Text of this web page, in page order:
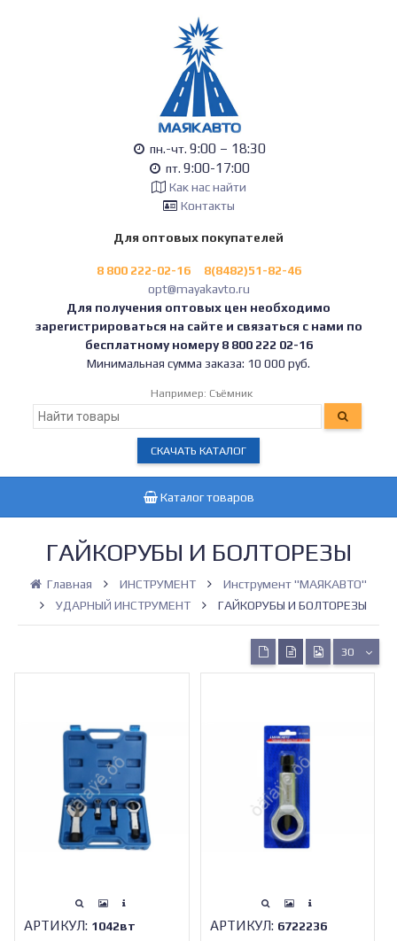
пн.-чт. 9:00 – 18:30
пт. 9:00-17:00
Как нас найти
Контакты
Для оптовых покупателей
8 800 222-02-16
8(8482)51-82-46
opt@mayakavto.ru
Для получения оптовых цен необходимо
зарегистрироваться на сайте и связаться с нами по
бесплатному номеру 8 800 222 02-16
Минимальная сумма заказа: 10 000 руб.
Например: Съёмник
СКАЧАТЬ КАТАЛОГ
Каталог товаров
ГАЙКОРУБЫ И БОЛТОРЕЗЫ
Главная ИНСТРУМЕНТ
Инструмент "МАЯКАВТО"
УДАРНЫЙ ИНСТРУМЕНТ
ГАЙКОРУБЫ И БОЛТОРЕЗЫ
30
АРТИКУЛ: 1042вт АРТИКУЛ: 6722236